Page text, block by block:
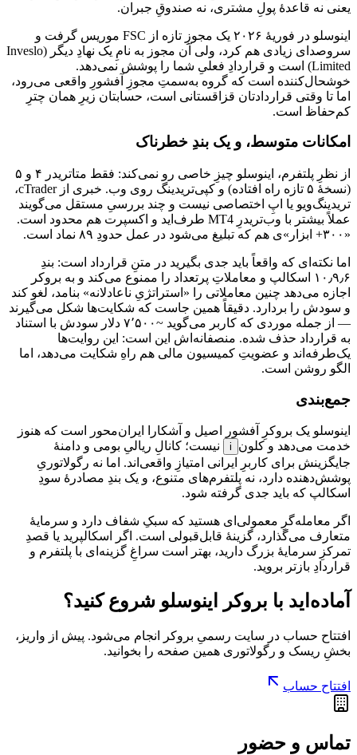
یعنی نه قاعدهٔ پولِ مشتری، نه صندوقِ جبران.
اینوسلو در فوریهٔ ۲۰۲۶ یک مجوزِ تازه از FSC موریس گرفت و
سروصدای زیادی هم کرد، ولی آن مجوز به نامِ یک نهادِ دیگر (Inveslo
Limited) است و قراردادِ فعلیِ شما را پوشش نمی‌دهد.
خوشحال‌کننده است که گروه به‌سمتِ مجوزِ آفشورِ واقعی می‌رود،
اما تا وقتی قراردادتان قزاقستانی است، حسابتان زیرِ همان چترِ
کم‌حفاظ است.
امکانات متوسط، و یک بندِ خطرناک
از نظرِ پلتفرم، اینوسلو چیزِ خاصی رو نمی‌کند: فقط متاتریدر ۴ و ۵
(نسخهٔ ۵ تازه راه افتاده) و کپی‌تریدینگ روی وب. خبری از cTrader،
تریدینگ‌ویو یا اپِ اختصاصی نیست و چند بررسیِ مستقل می‌گویند
عملاً بیشتر با وب‌تریدرِ MT4 طرف‌اید و اکسپرت هم محدود است.
«۳۰۰+ ابزار»ی هم که تبلیغ می‌شود در عمل حدودِ ۸۹ نماد است.
اما نکته‌ای که واقعاً باید جدی بگیرید در متنِ قرارداد است: بندِ
۱۰٫۹٫۶ اسکالپ و معاملاتِ پرتعداد را ممنوع می‌کند و به بروکر
اجازه می‌دهد چنین معاملاتی را «استراتژیِ ناعادلانه» بنامد، لغو کند
و سودش را بردارد. دقیقاً همین جاست که شکایت‌ها شکل می‌گیرند
— از جمله موردی که کاربر می‌گوید ~۷٬۵۰۰ دلار سودش با استناد
به قرارداد حذف شده. منصفانه‌اش این است: این روایت‌ها
یک‌طرفه‌اند و عضویتِ کمیسیون مالی هم راهِ شکایت می‌دهد، اما
الگو روشن است.
جمع‌بندی
اینوسلو یک بروکرِ آفشورِ اصیل و آشکارا ایران‌محور است که هنوز
خدمت می‌دهد و کلون i
نیست؛ کانالِ ریالیِ بومی و دامنهٔ
جایگزینش برای کاربرِ ایرانی امتیازِ واقعی‌اند. اما نه رگولاتوریِ
پوشش‌دهنده دارد، نه پلتفرم‌های متنوع، و یک بندِ مصادرهٔ سودِ
اسکالپ که باید جدی گرفته شود.
اگر معامله‌گرِ معمولی‌ای هستید که سبکِ شفاف دارد و سرمایهٔ
متعارف می‌گذارد، گزینهٔ قابل‌قبولی است. اگر اسکالپرید یا قصدِ
تمرکزِ سرمایهٔ بزرگ دارید، بهتر است سراغِ گزینه‌ای با پلتفرم و
قراردادِ بازتر بروید.
آماده‌اید با بروکر اینوسلو شروع کنید؟
افتتاح حساب در سایت رسمیِ بروکر
انجام می‌شود. پیش از واریز،
بخشِ ریسک و رگولاتوری همین صفحه را بخوانید.
افتتاح حساب
تماس و حضور